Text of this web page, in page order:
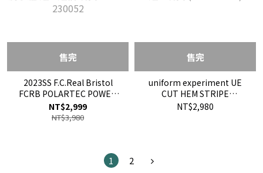
售完
2023SS F.C.Real Bristol
FCRB POLARTEC POWER
DRY LOGO TEE 機能 排汗
左胸字體 短T 短袖 現貨
NT$2,999
NT$3,980
售完
uniform experiment UE
CUT HEM STRIPE
LAYERED TEE 拼接 閃電
NT$2,980
1 2